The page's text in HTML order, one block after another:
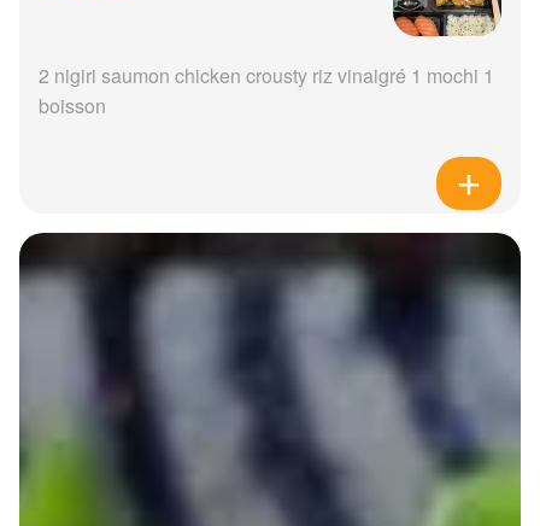
2 nigiri saumon chicken crousty riz vinaigré 1 mochi 1
boisson